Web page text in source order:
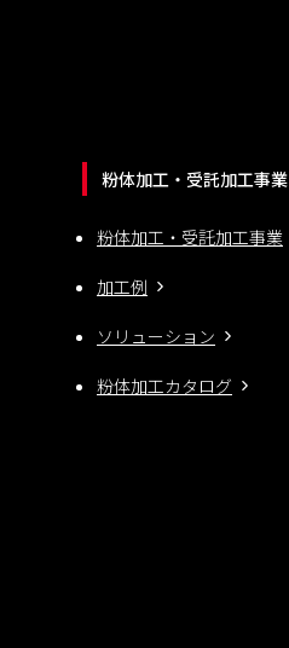
粉体加工・受託加工事業
粉体加工・受託加工事業
加工例
ソリューション
粉体加工カタログ